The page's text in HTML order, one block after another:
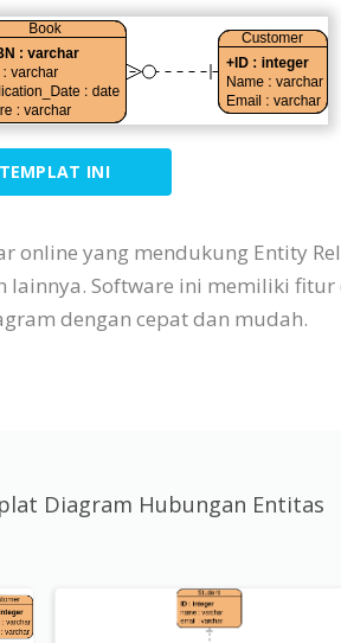
INI
online yang mendukung Entity
lainnya. Software ini memiliki
dengan cepat dan mudah.
Diagram Hubungan Entitas